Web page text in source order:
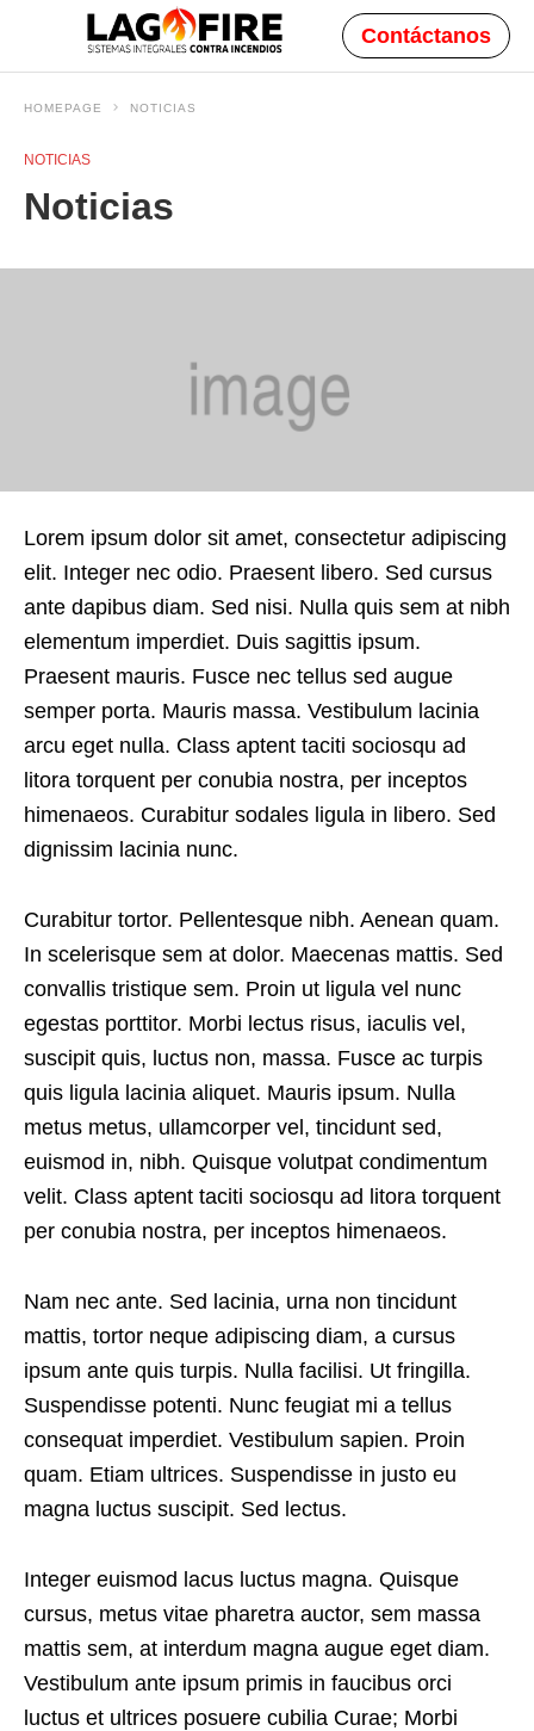
Contáctanos
HOMEPAGE NOTICIAS
NOTICIAS
Noticias
Lorem ipsum dolor sit amet, consectetur adipiscing
elit. Integer nec odio. Praesent libero. Sed cursus
ante dapibus diam. Sed nisi. Nulla quis sem at nibh
elementum imperdiet. Duis sagittis ipsum.
Praesent mauris. Fusce nec tellus sed augue
semper porta. Mauris massa. Vestibulum lacinia
arcu eget nulla. Class aptent taciti sociosqu ad
litora torquent per conubia nostra, per inceptos
himenaeos. Curabitur sodales ligula in libero. Sed
dignissim lacinia nunc.
Curabitur tortor. Pellentesque nibh. Aenean quam.
In scelerisque sem at dolor. Maecenas mattis. Sed
convallis tristique sem. Proin ut ligula vel nunc
egestas porttitor. Morbi lectus risus, iaculis vel,
suscipit quis, luctus non, massa. Fusce ac turpis
quis ligula lacinia aliquet. Mauris ipsum. Nulla
metus metus, ullamcorper vel, tincidunt sed,
euismod in, nibh. Quisque volutpat condimentum
velit. Class aptent taciti sociosqu ad litora torquent
per conubia nostra, per inceptos himenaeos.
Nam nec ante. Sed lacinia, urna non tincidunt
mattis, tortor neque adipiscing diam, a cursus
ipsum ante quis turpis. Nulla facilisi. Ut fringilla.
Suspendisse potenti. Nunc feugiat mi a tellus
consequat imperdiet. Vestibulum sapien. Proin
quam. Etiam ultrices. Suspendisse in justo eu
magna luctus suscipit. Sed lectus.
Integer euismod lacus luctus magna. Quisque
cursus, metus vitae pharetra auctor, sem massa
mattis sem, at interdum magna augue eget diam.
Vestibulum ante ipsum primis in faucibus orci
luctus et ultrices posuere cubilia Curae; Morbi